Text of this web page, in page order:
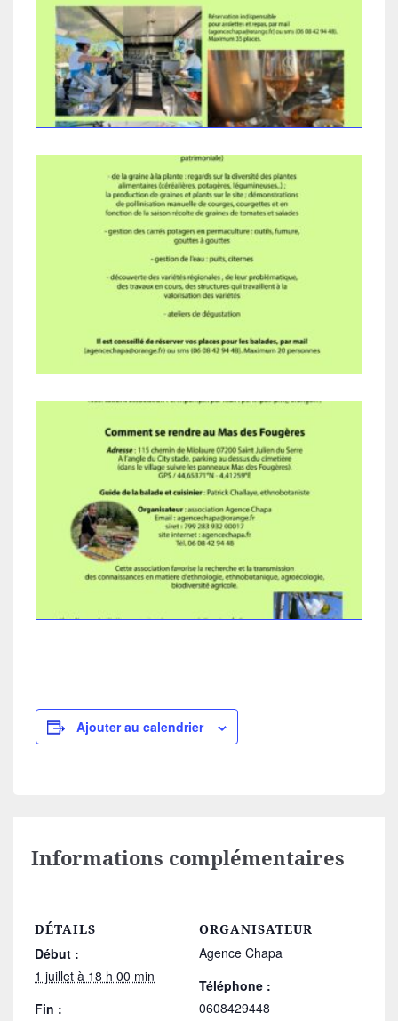
Ajouter au calendrier
Informations complémentaires
DÉTAILS
Début :
1 juillet à 18 h 00 min
Fin :
ORGANISATEUR
Agence Chapa
Téléphone :
0608429448